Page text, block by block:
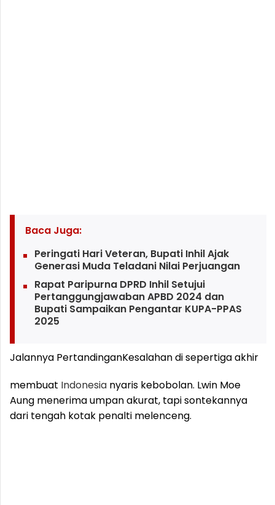
Baca Juga:
Peringati Hari Veteran, Bupati Inhil Ajak
Generasi Muda Teladani Nilai Perjuangan
Rapat Paripurna DPRD Inhil Setujui
Pertanggungjawaban APBD 2024 dan
Bupati Sampaikan Pengantar KUPA-PPAS
2025
Jalannya PertandinganKesalahan di sepertiga akhir
membuat Indonesia nyaris kebobolan. Lwin Moe
Aung menerima umpan akurat, tapi sontekannya
dari tengah kotak penalti melenceng.